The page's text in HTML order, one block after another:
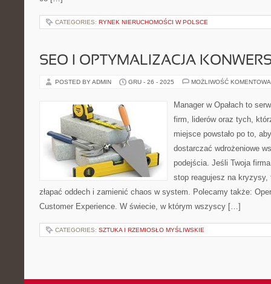
CATEGORIES: RYNEK NIERUCHOMOŚCI W POLSCE
SEO I OPTYMALIZACJA
POSTED BY ADMIN GRU - 26 - 2025 MOŻLIWOŚĆ
Manager w Opałach to
firm, liderów oraz tych,
miejsce powstało po to,
dostarczać wdrożeniowe
podejścia. Jeśli Twoja
stop reagujesz na kryzysy,
złapać oddech i zamienić chaos w system. Polecamy także:
Customer Experience. W świecie, w którym wszyscy […]
CATEGORIES: SZTUKA I RZEMIOSŁO MYŚLIWSKIE